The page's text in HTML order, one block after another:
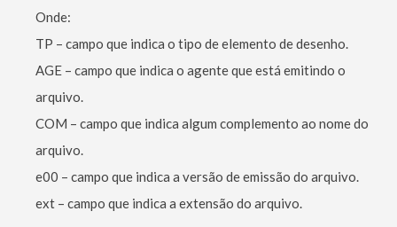
Onde:
TP – campo que indica o tipo de elemento de desenho.
AGE – campo que indica o agente que está emitindo o
arquivo.
COM – campo que indica algum complemento ao nome do
arquivo.
e00 – campo que indica a versão de emissão do arquivo.
ext – campo que indica a extensão do arquivo.